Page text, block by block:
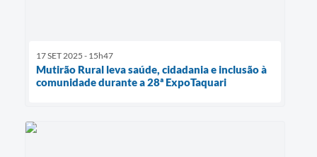
17 SET 2025 - 15h47
Mutirão Rural leva saúde, cidadania e inclusão à
comunidade durante a 28ª ExpoTaquari